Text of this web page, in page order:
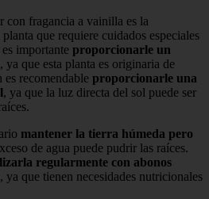
con fragancia a vainilla es la
planta que requiere cuidados especiales
importante proporcionarle un
, ya que esta planta es originaria de
es recomendable proporcionarle una
, ya que la luz directa del sol puede ser
mantener la tierra húmeda pero
de agua puede pudrir las raíces.
regularmente con abonos
, ya que tienen necesidades nutricionales